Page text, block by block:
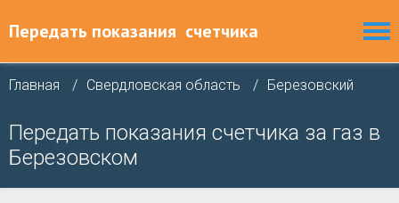
Передать показания счетчика
Главная Свердловская область Березовский
Передать показания счетчика за газ в
Березовском